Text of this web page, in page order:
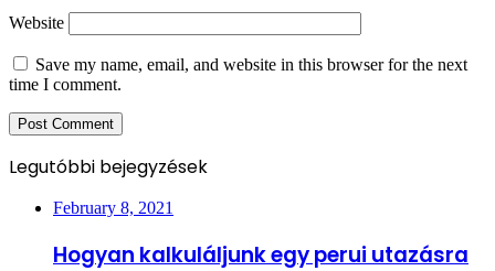
Website
Save my name, email, and website in this browser for the next
time I comment.
Legutóbbi bejegyzések
February 8, 2021
Hogyan kalkuláljunk egy perui utazásra